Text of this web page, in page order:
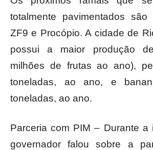
totalmente pavimentados
ZF9 e Procópio. A cidade de
possui a maior produção
milhões de frutas ao ano),
toneladas, ao ano, e
toneladas, ao ano.
Parceria com PIM – Durante a
governador falou sobre a